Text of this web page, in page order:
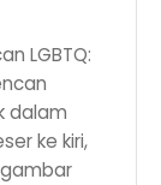
LGBTQ:
dalam
ke kiri,